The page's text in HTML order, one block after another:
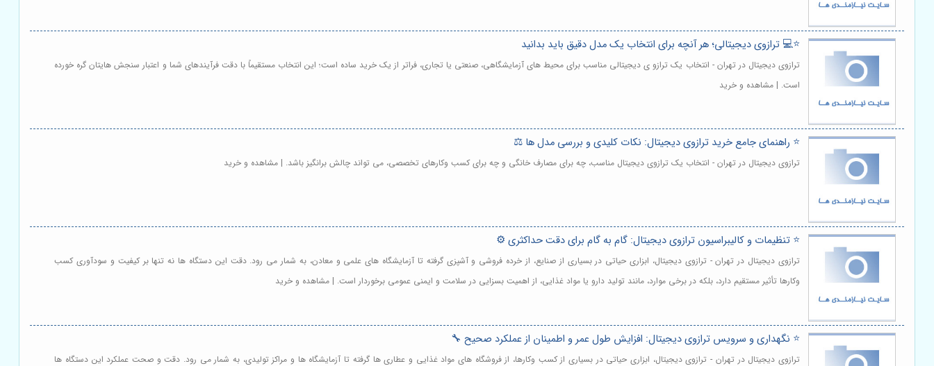
⭐️💻 ترازوی دیجیتالی؛ هر آنچه برای انتخاب یک مدل دقیق باید بدانید
ترازوی دیجیتال در تهران - انتخاب یک ترازو ی دیجیتالی مناسب برای محیط های آزمایشگاهی، صنعتی یا تجاری، فراتر از یک خرید ساده است؛ این انتخاب مستقیماً با دقت فرآیندهای شما و اعتبار سنجش هایتان گره خورده
است. | مشاهده و خرید
⭐️ راهنمای جامع خرید ترازوی دیجیتال: نکات کلیدی و بررسی مدل ها ⚖️
ترازوی دیجیتال در تهران - انتخاب یک ترازوی دیجیتال مناسب، چه برای مصارف خانگی و چه برای کسب وکارهای تخصصی، می تواند چالش برانگیز باشد. | مشاهده و خرید
⭐️ تنظیمات و کالیبراسیون ترازوی دیجیتال: گام به گام برای دقت حداکثری ⚙️
ترازوی دیجیتال در تهران - ترازوی دیجیتال، ابزاری حیاتی در بسیاری از صنایع، از خرده فروشی و آشپزی گرفته تا آزمایشگاه های علمی و معادن، به شمار می رود. دقت این دستگاه ها نه تنها بر کیفیت و سودآوری کسب
وکارها تأثیر مستقیم دارد، بلکه در برخی موارد، مانند تولید دارو یا مواد غذایی، از اهمیت بسزایی در سلامت و ایمنی عمومی برخوردار است. | مشاهده و خرید
⭐️ نگهداری و سرویس ترازوی دیجیتال: افزایش طول عمر و اطمینان از عملکرد صحیح 🔧
ترازوی دیجیتال در تهران - ترازوی دیجیتال، ابزاری حیاتی در بسیاری از کسب وکارها، از فروشگاه های مواد غذایی و عطاری ها گرفته تا آزمایشگاه ها و مراکز تولیدی، به شمار می رود. دقت و صحت عملکرد این دستگاه ها